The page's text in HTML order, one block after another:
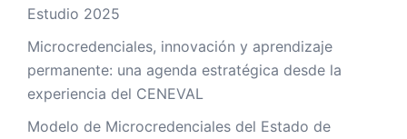
Estudio 2025
Microcredenciales, innovación y aprendizaje
permanente: una agenda estratégica desde la
experiencia del CENEVAL
Modelo de Microcredenciales del Estado de